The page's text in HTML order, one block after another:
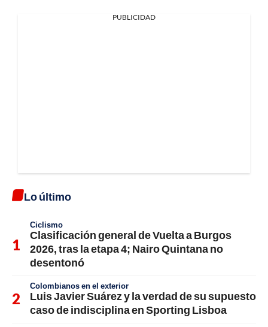
PUBLICIDAD
Lo último
Ciclismo
Clasificación general de Vuelta a Burgos
2026, tras la etapa 4; Nairo Quintana no
desentonó
Colombianos en el exterior
Luis Javier Suárez y la verdad de su supuesto
caso de indisciplina en Sporting Lisboa